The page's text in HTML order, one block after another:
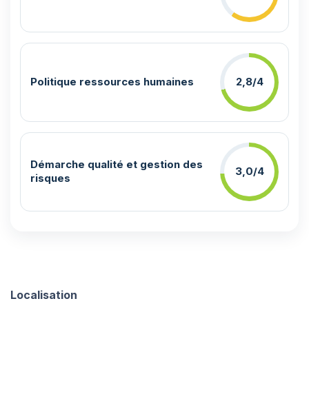
Politique ressources humaines 2,8/4
Démarche qualité et gestion des
risques
3,0/4
Localisation